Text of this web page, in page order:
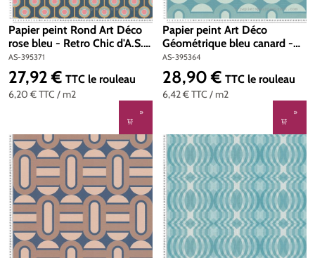
Papier peint Rond Art Déco
rose bleu - Retro Chic d'A.S.
Création | Réf. AS-395371
AS-395371
6,20 €TTC / m2
Prix régulier :
27,92 € TTC le rouleau
Papier peint Art Déco
Géométrique bleu canard -
Retro Chic d'A.S. Création |
Réf. AS-395364
AS-395364
6,42 €TTC / m2
Prix régulier :
28,90 € TTC le rouleau